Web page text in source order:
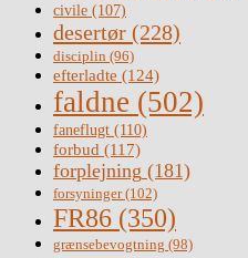
civile (107)
desertør (228)
disciplin (96)
efterladte (124)
faldne (502)
faneflugt (110)
forbud (117)
forplejning (181)
forsyninger(102)
FR86 (350)
grænsebevogtning (98)